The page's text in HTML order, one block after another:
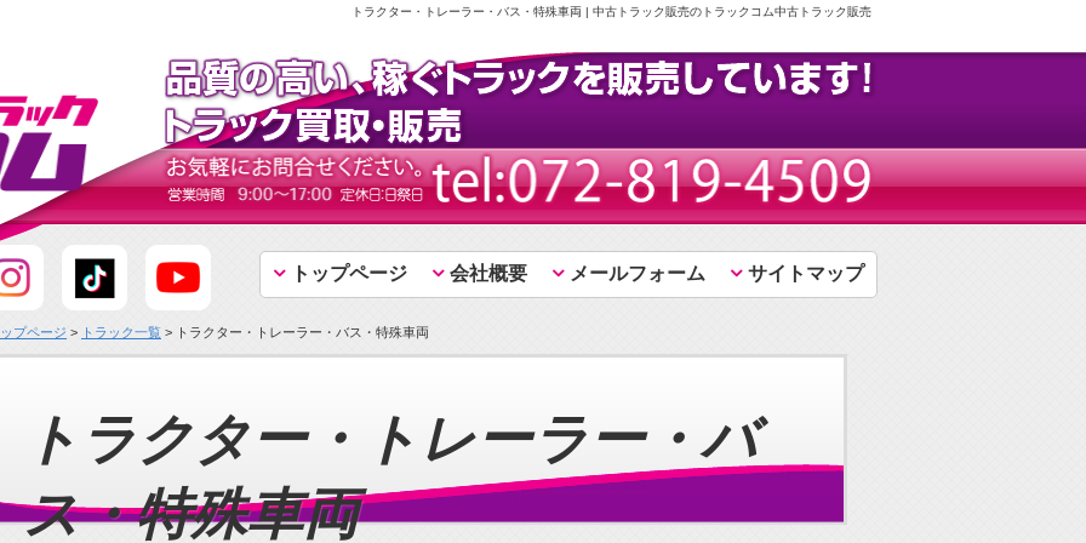
トラクター・トレーラー・バス・特殊車両 | 中古トラック販売のトラックコム中古トラック販売
トップページ 会社概要 メールフォーム サイトマップ
プページ > トラック一覧 > トラクター・トレーラー・バス・特殊車両
トラクター・トレーラー・バ
ス・特殊車両